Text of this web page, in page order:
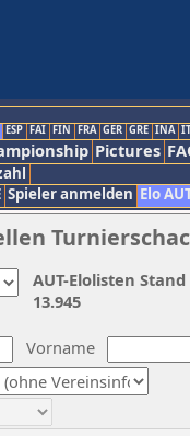
ESP FAI FIN FRA GER GRE INA
Pictures
Spieler anmelden Elo
Vorname
AUT-Elolisten
13.945